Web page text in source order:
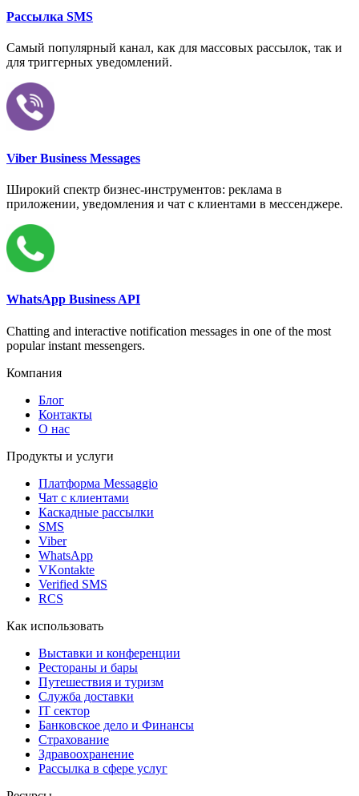
Рассылка SMS
Самый популярный канал, как для массовых рассылок, так и
для триггерных уведомлений.
Viber Business Messages
Широкий спектр бизнес-инструментов: реклама в
приложении, уведомления и чат с клиентами в мессенджере.
WhatsApp Business API
Chatting and interactive notification messages in one of the most
popular instant messengers.
Компания
Блог
Контакты
О нас
Продукты и услуги
Платформа Messaggio
Чат с клиентами
Каскадные рассылки
SMS
Viber
WhatsApp
VKontakte
Verified SMS
RCS
Как использовать
Выставки и конференции
Рестораны и бары
Путешествия и туризм
Служба доставки
IT сектор
Банковское дело и Финансы
Страхование
Здравоохранение
Рассылка в сфере услуг